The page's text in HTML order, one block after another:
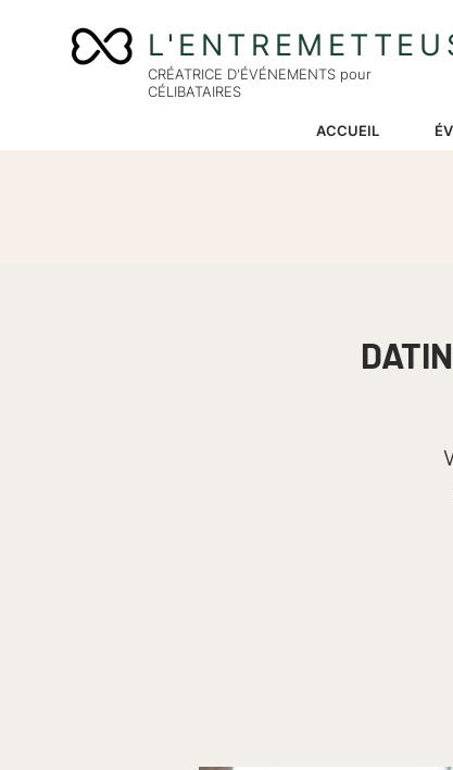
CRÉATRICE D'ÉVÉNEMENTS pour
CÉLIBATAIRES
ACCUEIL